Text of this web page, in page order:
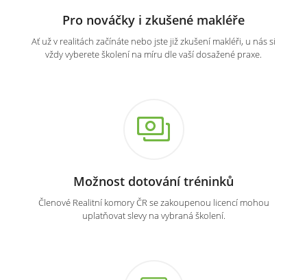
Pro nováčky i zkušené makléře
Ať už v realitách začínáte nebo jste již zkušení makléři, u nás si
vždy vyberete školení na míru dle vaší dosažené praxe.
Možnost dotování tréninků
Členové Realitní komory ČR se zakoupenou licencí mohou
uplatňovat slevy na vybraná školení.